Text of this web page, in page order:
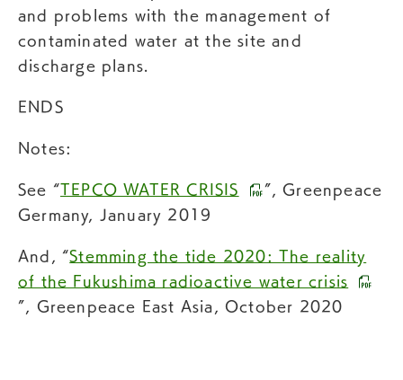
and problems with the management of
contaminated water at the site and
discharge plans.
ENDS
Notes:
See “TEPCO WATER CRISIS
”, Greenpeace
Germany, January 2019
And, “Stemming the tide 2020: The reality
of the Fukushima radioactive water crisis
”, Greenpeace East Asia, October 2020